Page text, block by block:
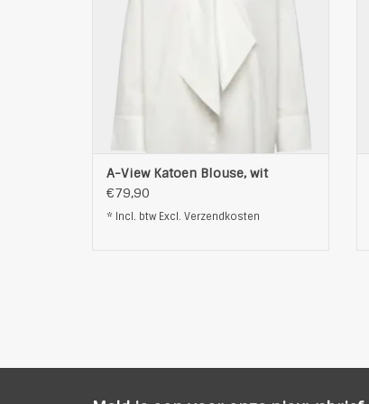
TOEVOEGEN AAN WINKELWAGEN
A-View Katoen Blouse, wit
€79,90
* Incl. btw Excl. Verzendkosten